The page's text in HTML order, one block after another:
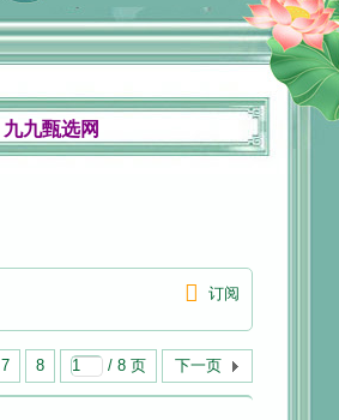
九九甄选网
订阅
7 8 / 8 页 下一页